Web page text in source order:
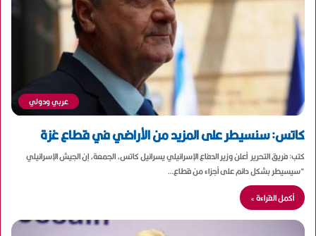
عربي ودولي
كاتس: سنسيطر على المزيد من الأراضي في قطاع غزة
كتب: فريق التحرير أعلن وزير الدفاع الإسرائيلي يسرائيل كاتس، الجمعة، إن الجيش الإسرائيلي
“سيسيطر بشكل دائم على أجزاء من قطاع…
أكمل القراءة »